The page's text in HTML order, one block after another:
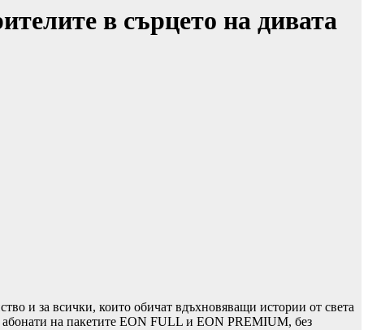
в сърцето на дивата
и за всички, които обичат вдъхновяващи истории от света
на пакетите EON FULL и EON PREMIUM, без